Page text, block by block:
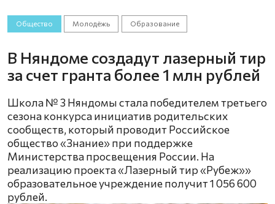
Общество Молодёжь Образование
В Няндоме создадут лазерный тир
за счет гранта более 1 млн рублей
Школа № 3 Няндомы стала победителем третьего
сезона конкурса инициатив родительских
сообществ, который проводит Российское
общество «Знание» при поддержке
Министерства просвещения России. На
реализацию проекта «Лазерный тир «Рубеж»»
образовательное учреждение получит 1 056 600
рублей.